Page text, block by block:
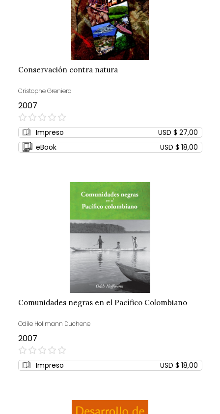
Conservación contra natura
Cristophe Greniera
2007
0%
Impreso
USD $ 27,00
eBook
USD $ 18,00
Comunidades negras en el Pacífico Colombiano
Odile Hollmann Duchene
2007
0%
Impreso USD $ 18,00